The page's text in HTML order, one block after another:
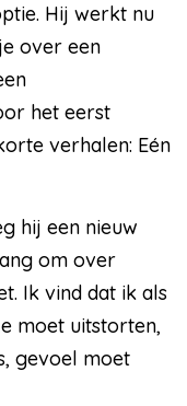
Hij werkt nu
over een
het eerst
verhalen: Eén
hij een nieuw
om over
Ik vind dat ik als
moet uitstorten,
gevoel moet